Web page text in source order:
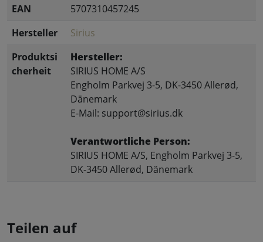
EAN
5707310457245
Hersteller
Sirius
Produktsi
cherheit
Hersteller:
SIRIUS HOME A/S
Engholm Parkvej 3-5, DK-3450 Allerød,
Dänemark
E-Mail: support@sirius.dk
Verantwortliche Person:
SIRIUS HOME A/S, Engholm Parkvej 3-5,
DK-3450 Allerød, Dänemark
Teilen auf